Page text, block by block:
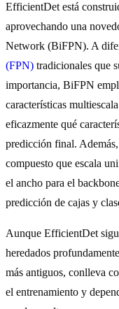
EfficientDet está
aprovechando una
Network (BiFPN). A
(FPN) tradicionales que
importancia, BiFPN
características
eficazmente qué
predicción final.
compuesto que escala
el ancho para el
predicción de cajas y
Aunque EfficientDet
heredados
más antiguos, conlleva
el entrenamiento y